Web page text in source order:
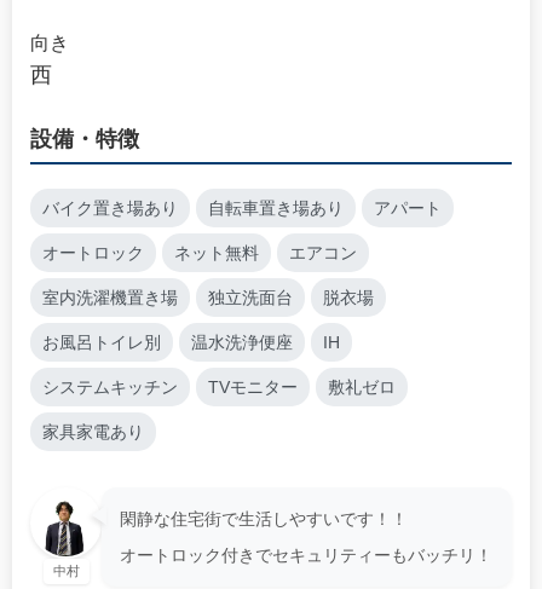
向き
西
設備・特徴
バイク置き場あり 自転車置き場あり アパート
オートロック ネット無料 エアコン
室内洗濯機置き場 独立洗面台 脱衣場
お風呂トイレ別 温水洗浄便座 IH
システムキッチン TVモニター 敷礼ゼロ
家具家電あり
中村
閑静な住宅街で生活しやすいです！！
オートロック付きでセキュリティーもバッチリ！